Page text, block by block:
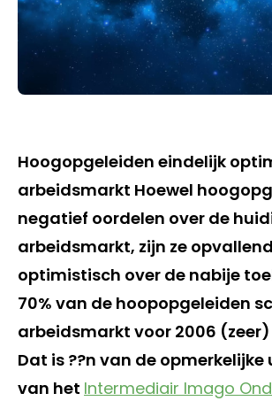
Hoogopgeleiden eindelijk
arbeidsmarkt Hoewel
negatief oordelen over de
arbeidsmarkt, zijn ze opvallend
optimistisch over de nabije
70% van de hoopopgeleiden
arbeidsmarkt voor 2006
Dat is ??n van de
van het Intermediair Imago